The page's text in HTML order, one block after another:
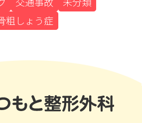
粗しょう症